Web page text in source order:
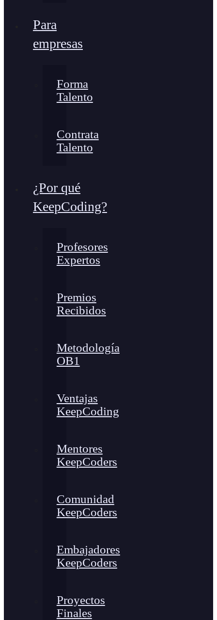
Para
empresas
Forma
Talento
Contrata
Talento
¿Por qué
KeepCoding?
Profesores
Expertos
Premios
Recibidos
Metodología
OB1
Ventajas
KeepCoding
Mentores
KeepCoders
Comunidad
KeepCoders
Embajadores
KeepCoders
Proyectos
Finales